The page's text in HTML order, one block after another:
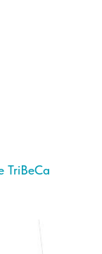
TriBeCa